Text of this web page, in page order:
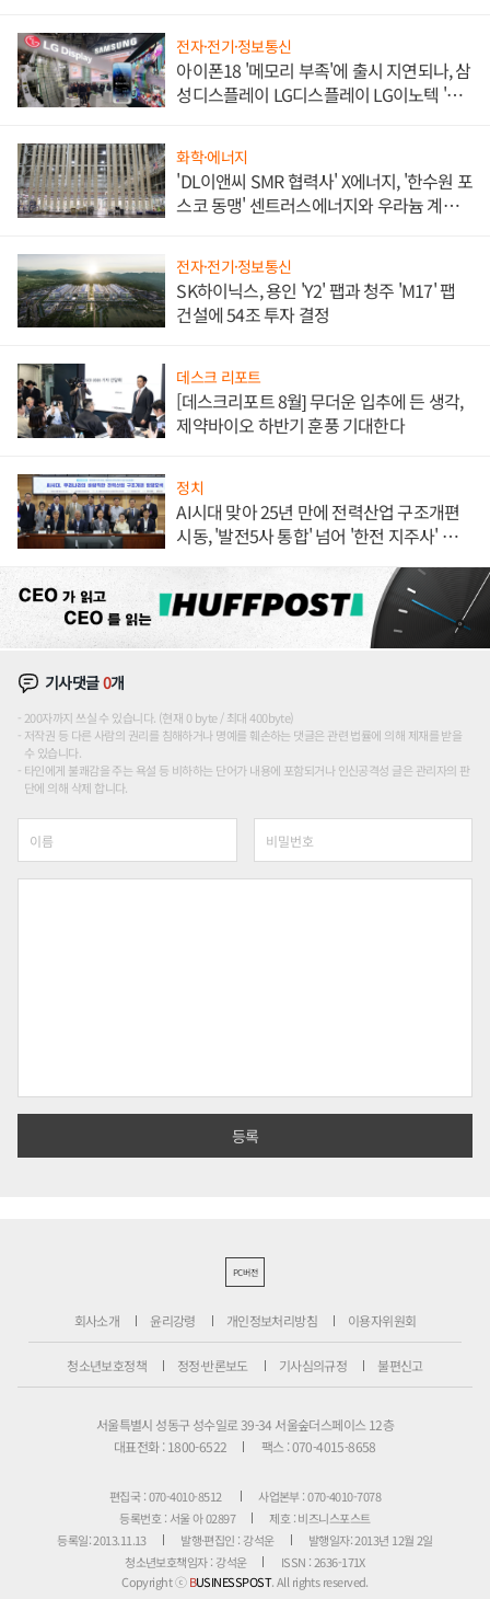
전자·전기·정보통신
아이폰18 '메모리 부족'에 출시 지연되나, 삼
성디스플레이 LG디스플레이 LG이노텍 '탈
화학·에너지
'DL이앤씨 SMR 협력사' X에너지, '한수원 포
스코 동맹' 센트러스에너지와 우라늄 계약
전자·전기·정보통신
SK하이닉스, 용인 'Y2' 팹과 청주 'M17' 팹
건설에 54조 투자 결정
데스크 리포트
[데스크리포트 8월] 무더운 입추에 든 생각,
제약바이오 하반기 훈풍 기대한다
정치
AI시대 맞아 25년 만에 전력산업 구조개편
시동, '발전5사 통합' 넘어 '한전 지주사' 재편
기사댓글0개
200자까지 쓰실 수 있습니다. (현재 0 byte / 최대 400byte)
저작권 등 다른 사람의 권리를 침해하거나 명예를 훼손하는 댓글은 관련 법률에 의해 제재를 받을
수 있습니다.
타인에게 불쾌감을 주는 욕설 등 비하하는 단어가 내용에 포함되거나 인신공격성 글은 관리자의 판
단에 의해 삭제 합니다.
PC버전
회사소개 윤리강령 개인정보처리방침 이용자위원회
청소년보호정책 정정·반론보도 기사심의규정 불편신고
서울특별시 성동구 성수일로 39-34 서울숲더스페이스 12층
대표전화 : 1800-6522
팩스 : 070-4015-8658
편집국 : 070-4010-8512
사업본부 : 070-4010-7078
등록번호 : 서울 아 02897
제호 : 비즈니스포스트
등록일: 2013.11.13
발행·편집인 : 강석운
발행일자: 2013년 12월 2일
청소년보호책임자 : 강석운
ISSN : 2636-171X
Copyright ⓒBUSINESSPOST. All rights reserved.